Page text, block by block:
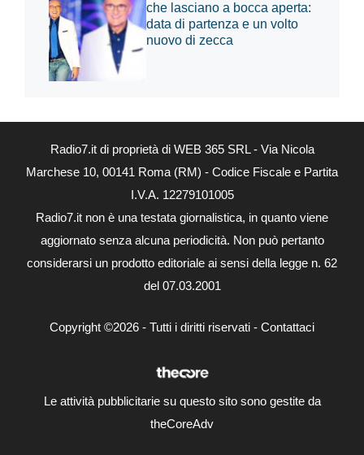
che lasciano a bocca aperta:
data di partenza e un volto
nuovo di zecca
Radio7.it di proprietà di WEB 365 SRL - Via Nicola
Marchese 10, 00141 Roma (RM) - Codice Fiscale e Partita
I.V.A. 12279101005
Radio7.it non è una testata giornalistica, in quanto viene
aggiornato senza alcuna periodicità. Non può pertanto
considerarsi un prodotto editoriale ai sensi della legge n. 62
del 07.03.2001
Copyright ©2026 - Tutti i diritti riservati - Contattaci
Le attività pubblicitarie su questo sito sono gestite da
theCoreAdv